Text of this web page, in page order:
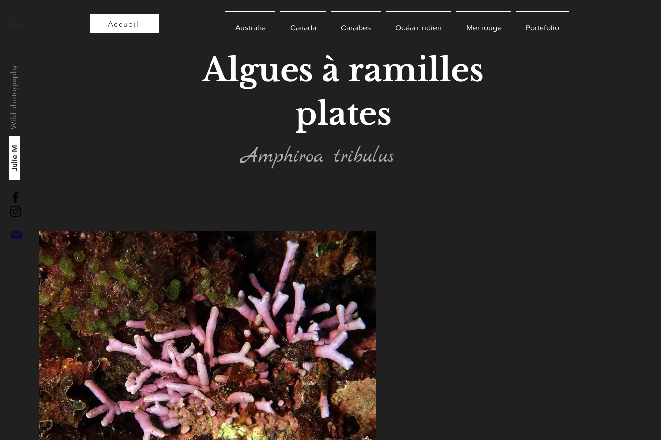
Wild photography
Julie M
Accueil Australie Canada Caraïbes Océan Indien Mer rouge Portefolio
Algues à ramilles
plates
Amphiroa tribulus